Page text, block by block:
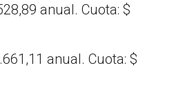
anual. Cuota: $
anual. Cuota: $